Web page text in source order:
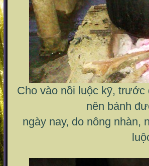
Cho vào nồi luộc kỹ, trước
nên bánh
ngày nay, do nông nhàn,